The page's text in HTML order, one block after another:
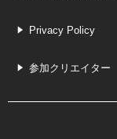
Privacy Policy
参加クリエイター